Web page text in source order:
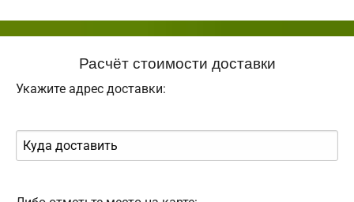
Расчёт стоимости доставки
Укажите адрес доставки: